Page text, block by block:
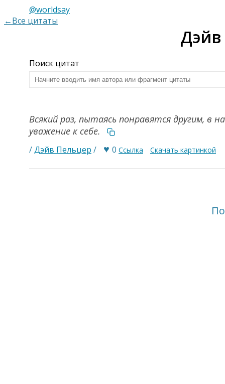
@worldsay
←Все цитаты
Поиск цитат
Всякий раз, пытаясь понравятся другим,
уважение к себе.
/Дэйв Пельцер / ♥ 0 Ссылка Скачать картинкой